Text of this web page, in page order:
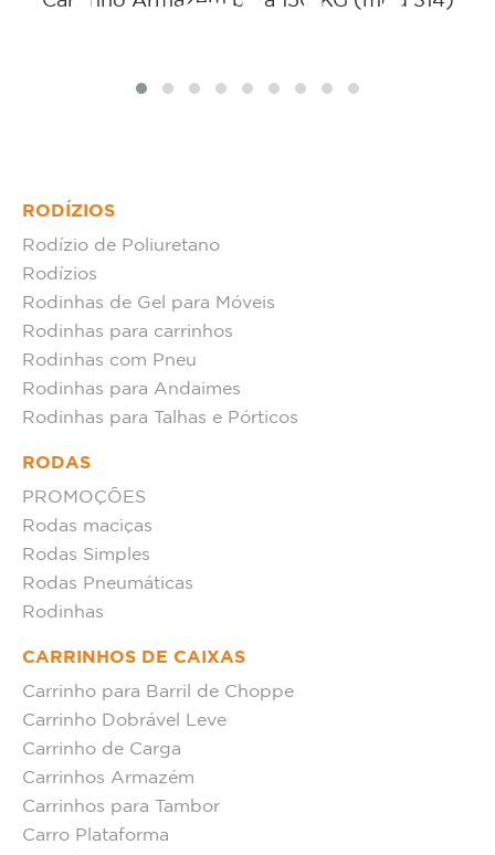
RODÍZIOS
Rodízio de Poliuretano
Rodízios
Rodinhas de Gel para Móveis
Rodinhas para carrinhos
Rodinhas com Pneu
Rodinhas para Andaimes
Rodinhas para Talhas e Pórticos
RODAS
PROMOÇÕES
Rodas maciças
Rodas Simples
Rodas Pneumáticas
Rodinhas
CARRINHOS DE CAIXAS
Carrinho para Barril de Choppe
Carrinho Dobrável Leve
Carrinho de Carga
Carrinhos Armazém
Carrinhos para Tambor
Carro Plataforma